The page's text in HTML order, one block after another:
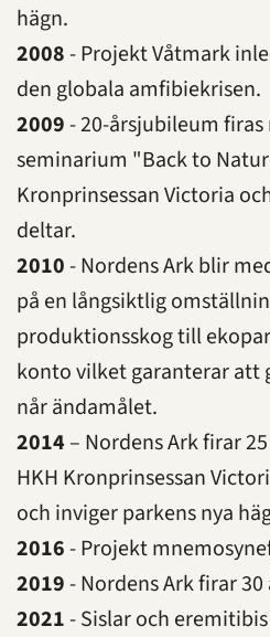
hägn.
2008- Projekt Våtmark
den globala amfibiekrisen.
2009- 20-årsjubileum
seminarium "Back to
Kronprinsessan Victoria
deltar.
2010- Nordens Ark blir
på en långsiktlig
produktionsskog till
konto vilket garanterar att
når ändamålet.
2014 – Nordens Ark firar
HKH Kronprinsessan
och inviger parkens nya
2016- Projekt
2019- Nordens Ark firar 30
2021- Sislar och